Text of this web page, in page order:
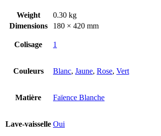
Weight
0.30 kg
Dimensions
180 × 420 mm
Colisage 1
Couleurs Blanc, Jaune, Rose, Vert
Matière Faïence Blanche
Lave-vaisselle Oui